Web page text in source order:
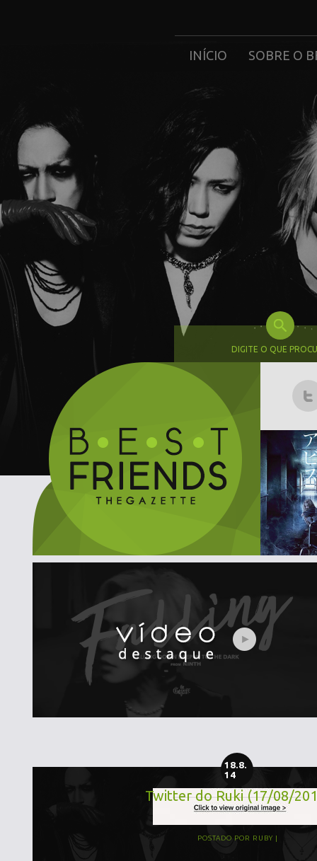
INÍCIO SOBRE O
DIGITE O QUE
18.8.
14
Twitter do Ruki (17/08/
POSTADO POR RUBY